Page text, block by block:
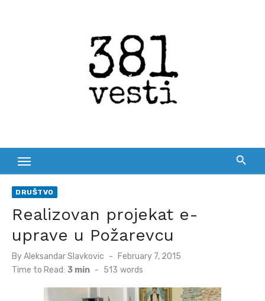
DRUŠTVO
Realizovan projekat e-
uprave u Požarevcu
ByAleksandar Slavkovic
Posted
on
February 7, 2015
Time to Read: 3 min - 513 words